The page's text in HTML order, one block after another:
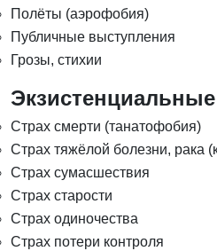
Полёты (аэрофобия)
Публичные выступления
Грозы, стихии
Экзистенциальные
Страх смерти (танатофобия)
Страх тяжёлой болезни, рака
Страх сумасшествия
Страх старости
Страх одиночества
Страх потери контроля